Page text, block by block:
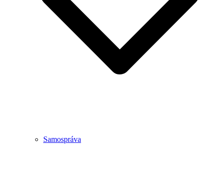
Samospráva